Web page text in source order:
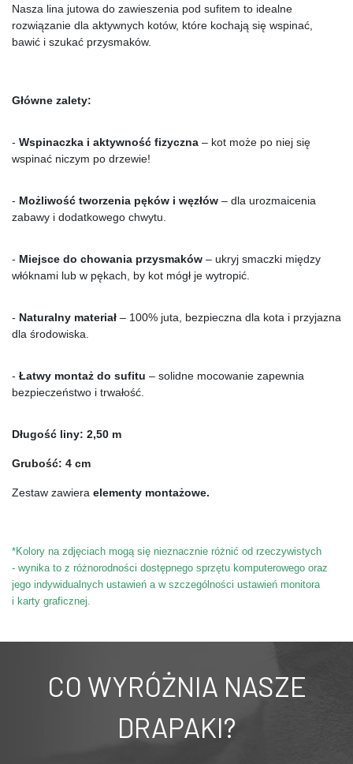
Nasza lina jutowa do zawieszenia pod sufitem to idealne
rozwiązanie dla aktywnych kotów, które kochają się wspinać,
bawić i szukać przysmaków.
Główne zalety:
- Wspinaczka i aktywność fizyczna – kot może po niej się
wspinać niczym po drzewie!
- Możliwość tworzenia pęków i węzłów – dla urozmaicenia
zabawy i dodatkowego chwytu.
- Miejsce do chowania przysmaków – ukryj smaczki między
włóknami lub w pękach, by kot mógł je wytropić.
- Naturalny materiał – 100% juta, bezpieczna dla kota i przyjazna
dla środowiska.
- Łatwy montaż do sufitu – solidne mocowanie zapewnia
bezpieczeństwo i trwałość.
Długość liny: 2,50 m
Grubość: 4 cm
Zestaw zawiera elementy montażowe.
*Kolory na zdjęciach mogą się nieznacznie różnić od rzeczywistych
- wynika to z różnorodności dostępnego sprzętu komputerowego oraz
jego indywidualnych ustawień a w szczególności ustawień monitora
i karty graficznej.
CO WYRÓŻNIA NASZE
DRAPAKI?